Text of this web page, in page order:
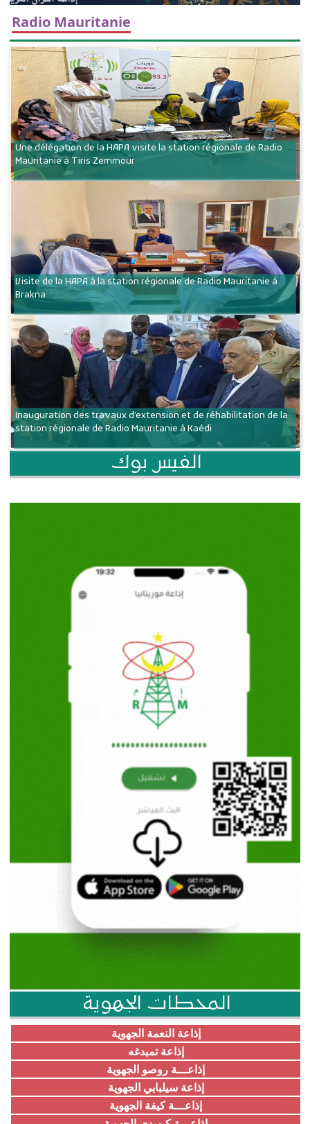
Radio Mauritanie
Une délégation de la HAPA visite la station régionale de Radio
Mauritanie à Tiris Zemmour
Visite de la HAPA à la station régionale de Radio Mauritanie à
Brakna
Inauguration des travaux d’extension et de réhabilitation de la
station régionale de Radio Mauritanie à Kaédi
الفيس بوك
المحطات الجهوية
إذاعة النعمة الجهوية
إذاعة تمبدغه
إذاعـــة روصو الجهوية
إذاعة سيلبابي الجهوية
إذاعـــة كيفة الجهوية